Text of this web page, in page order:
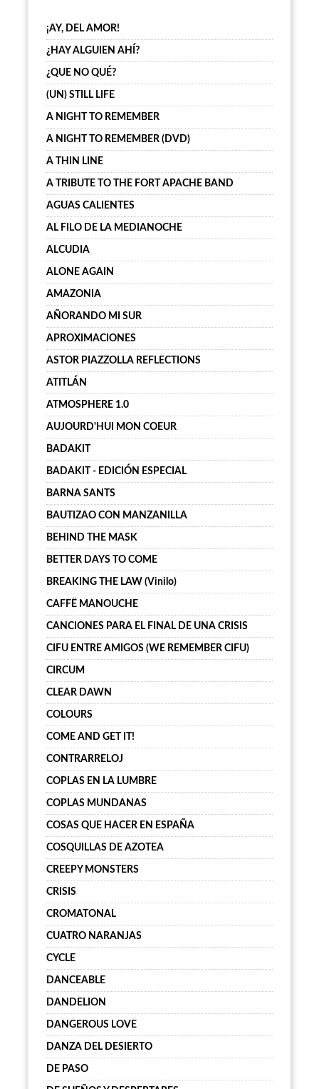
¡AY, DEL AMOR!
¿HAY ALGUIEN AHÍ?
¿QUE NO QUÉ?
(UN) STILL LIFE
A NIGHT TO REMEMBER
A NIGHT TO REMEMBER (DVD)
A THIN LINE
A TRIBUTE TO THE FORT APACHE BAND
AGUAS CALIENTES
AL FILO DE LA MEDIANOCHE
ALCUDIA
ALONE AGAIN
AMAZONIA
AÑORANDO MI SUR
APROXIMACIONES
ASTOR PIAZZOLLA REFLECTIONS
ATITLÁN
ATMOSPHERE 1.0
AUJOURD'HUI MON COEUR
BADAKIT
BADAKIT - EDICIÓN ESPECIAL
BARNA SANTS
BAUTIZAO CON MANZANILLA
BEHIND THE MASK
BETTER DAYS TO COME
BREAKING THE LAW (Vinilo)
CAFFË MANOUCHE
CANCIONES PARA EL FINAL DE UNA CRISIS
CIFU ENTRE AMIGOS (WE REMEMBER CIFU)
CIRCUM
CLEAR DAWN
COLOURS
COME AND GET IT!
CONTRARRELOJ
COPLAS EN LA LUMBRE
COPLAS MUNDANAS
COSAS QUE HACER EN ESPAÑA
COSQUILLAS DE AZOTEA
CREEPY MONSTERS
CRISIS
CROMATONAL
CUATRO NARANJAS
CYCLE
DANCEABLE
DANDELION
DANGEROUS LOVE
DANZA DEL DESIERTO
DE PASO